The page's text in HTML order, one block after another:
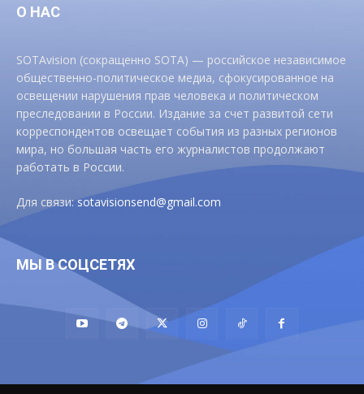
О НАС
SOTAvision (сокращенно SOTA) — российское независимое
общественно-политическое медиа, сфокусированное на
освещении нарушения прав человека и политическом
преследовании в России. Издание за счет развитой сети
корреспондентов освещает события из разных регионов
мира, но большая часть его журналистов продолжают
работать в России.
Для связи:sotavisionsend@gmail.com
МЫ В СОЦСЕТЯХ